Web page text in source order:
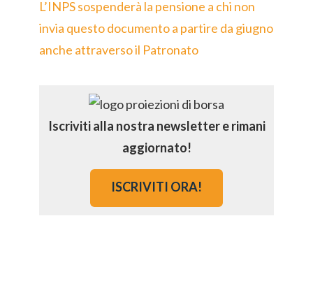
L’INPS sospenderà la pensione a chi non
invia questo documento a partire da giugno
anche attraverso il Patronato
Iscriviti alla nostra newsletter e rimani
aggiornato!
ISCRIVITI ORA!